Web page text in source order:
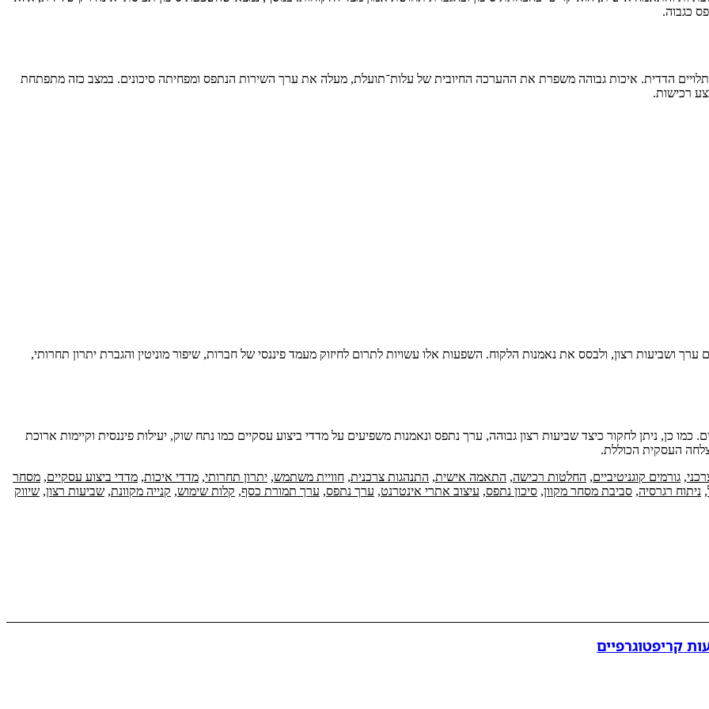
כגבוה.
תלויים הדדית. איכות גבוהה משפרת את ההערכה החיובית של עלות־תועלת, מעלה את ערך השירות הנתפס ומפחיתה סיכונים. במצב כזה מתפתחת
רכישות.
ושביעות רצון, ולבסס את נאמנות הלקוח. השפעות אלו עשויות לתרום לחיזוק מעמד פיננסי של חברות, שיפור מוניטין והגברת יתרון תחרותי,
כן, ניתן לחקור כיצד שביעות רצון גבוהה, ערך נתפס ונאמנות משפיעים על מדדי ביצוע עסקיים כמו נתח שוק, יעילות פיננסית וקיימות ארוכת
העסקית הכוללת.
, גורמים קוגניטיביים, החלטות רכישה, התאמה אישית, התנהגות צרכנית, חוויית משתמש, יתרון תחרותי, מדדי איכות, מדדי ביצוע עסקיים, מסחר
, ניתוח רגרסיה, סביבת מסחר מקוון, סיכון נתפס, עיצוב אתרי אינטרנט, ערך נתפס, ערך תמורת כסף, קלות שימוש, קנייה מקוונת, שביעות רצון, שיווק
קריפטוגרפיים